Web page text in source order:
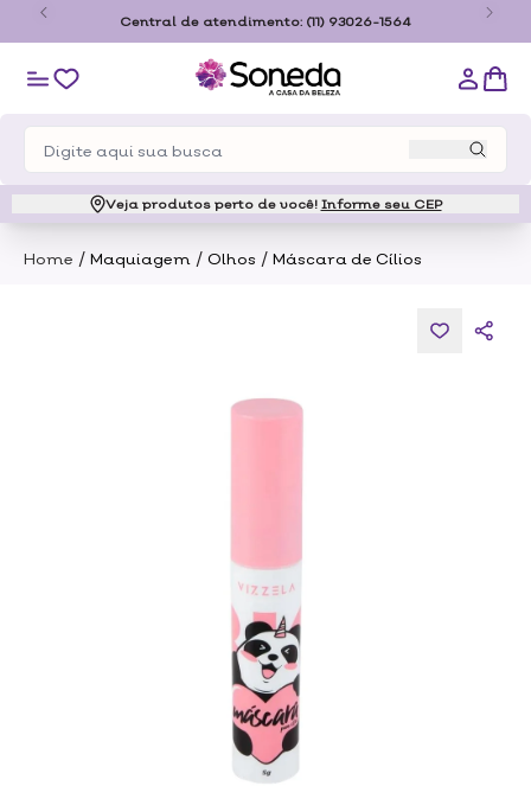
Central de atendimento: (11) 93026-1564
Veja produtos perto de você! Informe seu CEP
Home / Maquiagem / Olhos / Máscara de Cílios